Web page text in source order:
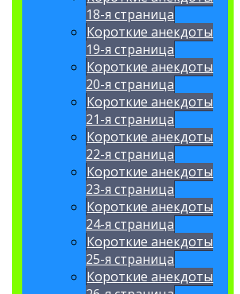
18-я страница
Короткие анекдоты
19-я страница
Короткие анекдоты
20-я страница
Короткие анекдоты
21-я страница
Короткие анекдоты
22-я страница
Короткие анекдоты
23-я страница
Короткие анекдоты
24-я страница
Короткие анекдоты
25-я страница
Короткие анекдоты